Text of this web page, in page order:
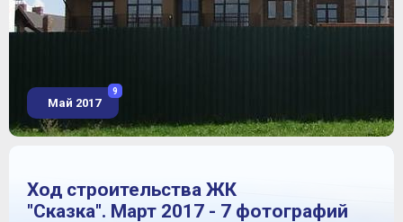
Май 2017
9
Ход строительства ЖК
"Сказка". Март 2017 - 7 фотографий